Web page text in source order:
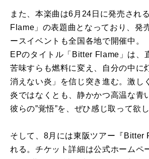
また、本楽曲は6月24日に発売され
Flame」の表題曲となっており、発
ースイベントも全国各地で開催中。
EPのタイトル「Bitter Flame」は、
苦味すらも燃料に変え、自分の中に
消えない炎」を信じ突き進む。激し
炎ではなくとも、静かかつ高温な青
彼らの”覚悟”を、ぜひ感じ取って欲し
そして、8月には東阪ツアー『Bitter
れる。チケット詳細は公式ホームペ